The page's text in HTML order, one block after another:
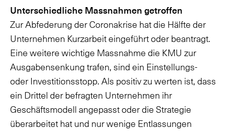
Unterschiedliche Massnahmen getroffen
Zur Abfederung der Coronakrise hat die Hälfte der
Unternehmen Kurzarbeit eingeführt oder beantragt.
Eine weitere wichtige Massnahme die KMU zur
Ausgabensenkung trafen, sind ein Einstellungs-
oder Investitionsstopp. Als positiv zu werten ist, dass
ein Drittel der befragten Unternehmen ihr
Geschäftsmodell angepasst oder die Strategie
überarbeitet hat und nur wenige Entlassungen